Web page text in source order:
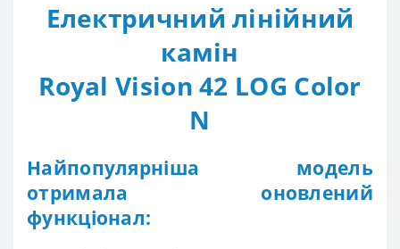
Електричний лінійний
камін
Royal Vision 42 LOG Color
N
Найпопулярніша модель
отримала оновлений
функціонал: